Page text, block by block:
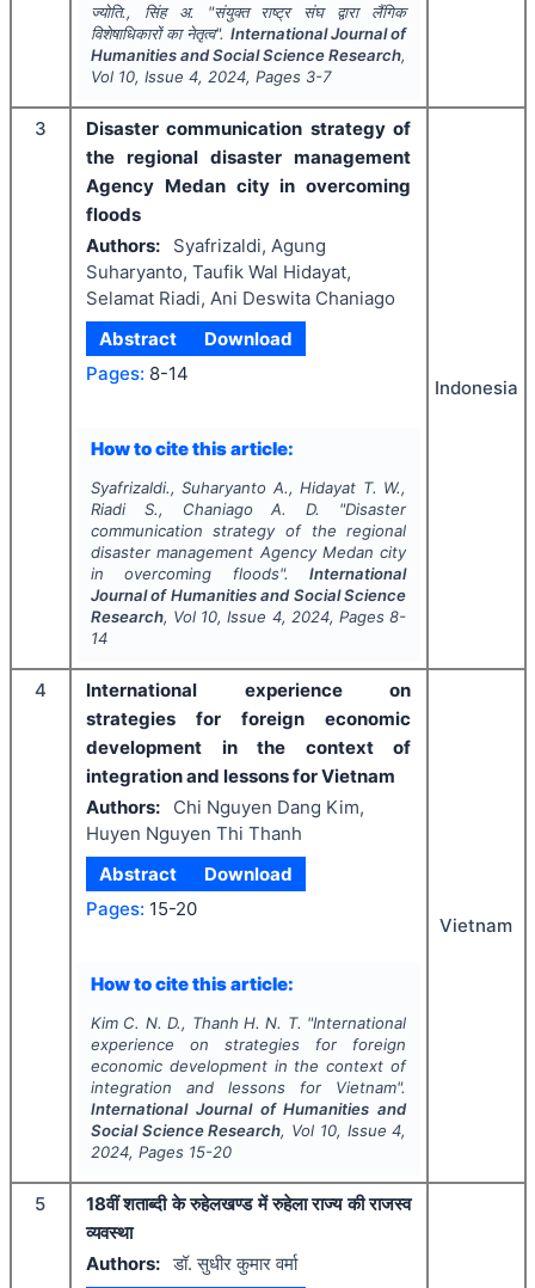
ज्योति., सिंह अ. "संयुक्त राष्ट्र संघ द्वारा लैंगिक
विशेषाधिकारों का नेतृत्व". International Journal of
Humanities and Social Science Research,
Vol 10, Issue 4, 2024, Pages 3-7
3
Disaster communication strategy of
the regional disaster management
Agency Medan city in overcoming
floods
Authors:
Syafrizaldi, Agung
Suharyanto, Taufik Wal Hidayat,
Selamat Riadi, Ani Deswita Chaniago
Abstract
Download
Pages: 8-14
How to cite this article:
Syafrizaldi., Suharyanto A., Hidayat T. W.,
Riadi S., Chaniago A. D.
"Disaster
communication strategy of the regional
disaster management Agency Medan city
in overcoming floods".International
Journal of Humanities and Social Science
Research, Vol 10, Issue 4, 2024, Pages 8-
14
Indonesia
4
International experience on
strategies for foreign economic
development in the context of
integration and lessons for Vietnam
Authors:
Chi Nguyen Dang Kim,
Huyen Nguyen Thi Thanh
Abstract
Download
Pages: 15-20
How to cite this article:
Kim C. N. D., Thanh H. N. T. "International
experience on strategies for foreign
economic development in the context of
integration and lessons for Vietnam".
International Journal of Humanities and
Social Science Research, Vol 10, Issue4,
2024, Pages 15-20
Vietnam
5
18वीं शताब्दी के रुहेलखण्ड में रुहेला राज्य की राजस्व
व्यवस्था
Authors: डॉ. सुधीर कुमार वर्मा